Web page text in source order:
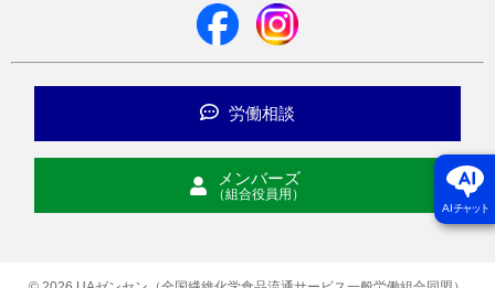
AIチャット
労働相談
メンバーズ
（組合役員用）